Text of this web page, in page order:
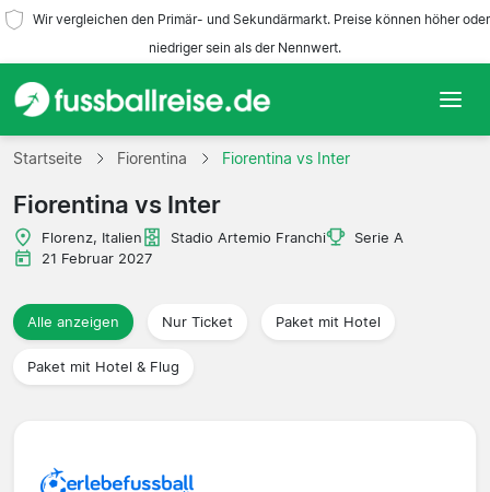
Wir vergleichen den Primär- und Sekundärmarkt. Preise können höher oder
niedriger sein als der Nennwert.
Startseite
Mannschaften
Ligen
Reisebüros
Startseite Fiorentina Fiorentina vs Inter
Fiorentina vs Inter
Florenz, Italien Stadio Artemio Franchi
Serie A
21 Februar 2027
Alle anzeigen Nur Ticket Paket mit Hotel
Paket mit Hotel & Flug